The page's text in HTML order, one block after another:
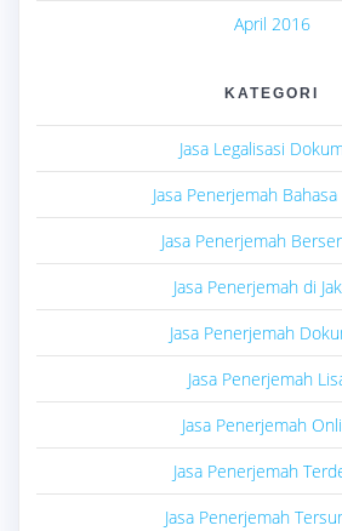
April 2016
KATEGORI
Jasa Legalisasi
Jasa Penerjemah
Jasa Penerjemah
Jasa Penerjemah di
Jasa Penerjemah
Jasa Penerjemah
Jasa Penerjemah
Jasa Penerjemah
Jasa Penerjemah